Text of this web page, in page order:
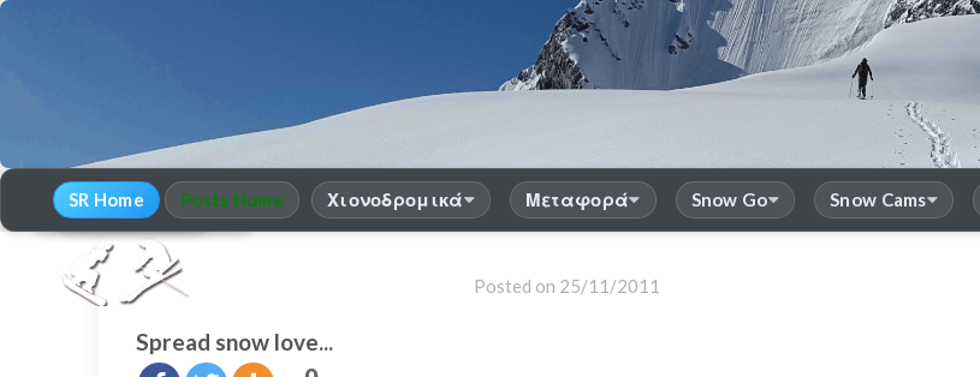
30χρόνια Snow Report
season 2025-26
SR Home Posts Home Χιονοδρομικά Μεταφορά Snow Go Snow Cams
Posted on 25/11/2011
Spread snow love...